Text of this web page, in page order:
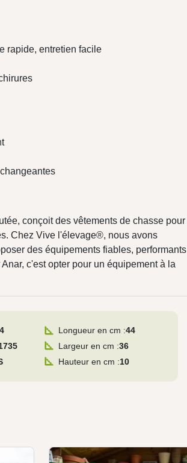
rapide, entretien facile
conçoit des vêtements de chasse pour
Chez Vive l'élevage®, nous avons
des équipements fiables, performants
c'est opter pour un équipement à la
Longueur en cm :44
Largeur en cm :36
Hauteur en cm :10